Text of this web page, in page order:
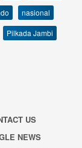
nasional
Pilkada Jambi
US
NEWS